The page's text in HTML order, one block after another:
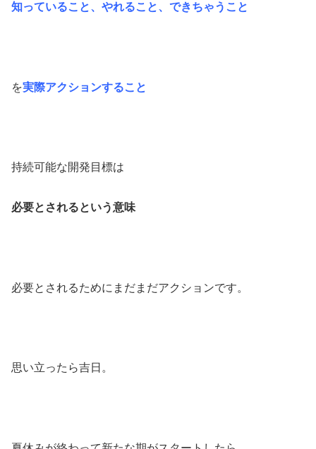
知っていること、やれること、できちゃうこと
を実際アクションすること
持続可能な開発目標は
必要とされるという意味
必要とされるためにまだまだアクションです。
思い立ったら吉日。